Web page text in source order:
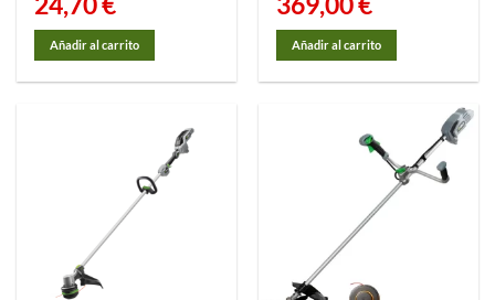
Añadir al carrito Añadir al carrito